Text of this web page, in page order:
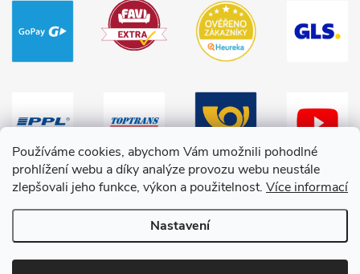
Používáme cookies, abychom Vám umožnili pohodlné
prohlížení webu a díky analýze provozu webu neustále
zlepšovali jeho funkce, výkon a použitelnost. Více informací
Nastavení